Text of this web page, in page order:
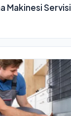
Makinesi Servisi